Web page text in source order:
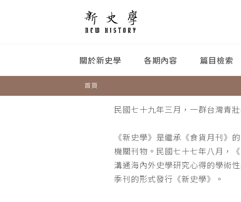
關於新史學 各期內容 篇目檢索
首頁
民國七十九年三月，一群台灣青
《新史學》是繼承《食貨月刊》
機關刊物。民國七十七年八月，
溝通海內外史學研究心得的學術
季刊的形式發行《新史學》。